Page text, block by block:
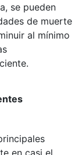
se pueden
de muerte
al mínimo